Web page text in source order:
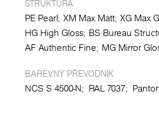
STRUKTURA
PE Pearl XM Max Matt XG Max
HG High Gloss BS Bureau
AF Authentic Fine MG Mirror
BAREVNÝ PŘEVODNÍK
NCS S 4500-N; RAL 7037;